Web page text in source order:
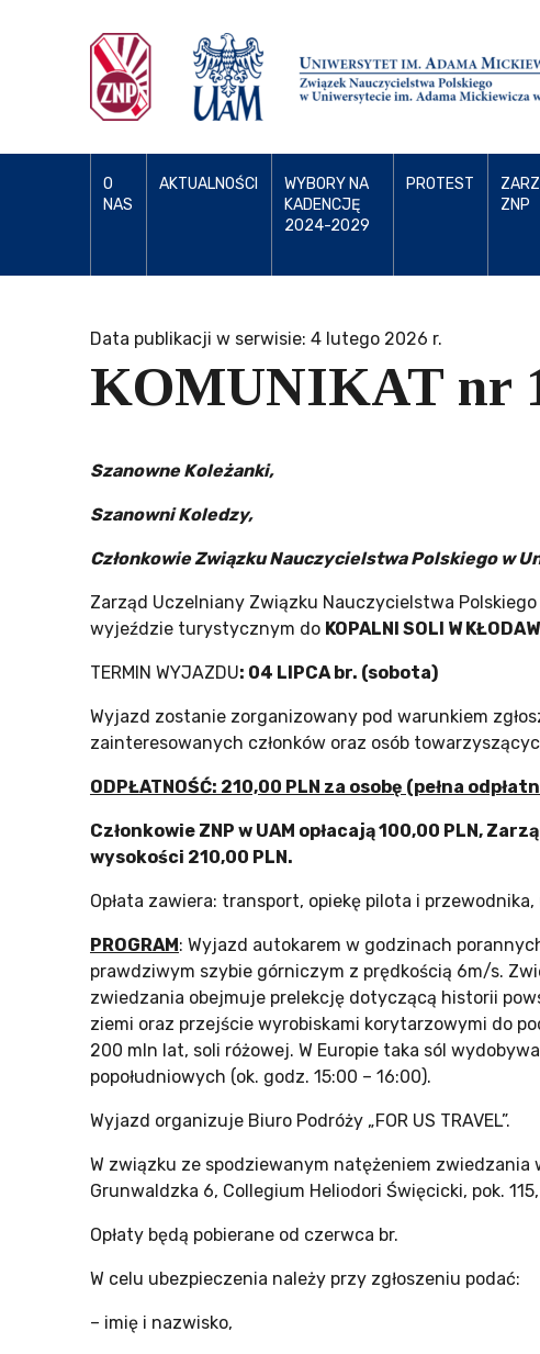
O
NAS
AKTUALNOŚCI
WYBORY NA
KADENCJĘ
2024-2029
PROTEST
ZNP
Data publikacji w serwisie: 4 lutego 2026 r.
KOMUNIKAT nr
Szanowne Koleżanki,
Szanowni Koledzy,
Członkowie Związku Nauczycielstwa Polskiego w
Zarząd Uczelniany Związku Nauczycielstwa
wyjeździe turystycznym do KOPALNI SOLI W
TERMIN WYJAZDU: 04 LIPCA br. (sobota)
Wyjazd zostanie zorganizowany pod warunkiem
zainteresowanych członków oraz osób
ODPŁATNOŚĆ: 210,00 PLN za osobę (pełna
Członkowie ZNP w UAM opłacają 100,00 PLN,
wysokości 210,00 PLN.
Opłata zawiera: transport, opiekę pilota i
PROGRAM: Wyjazd autokarem w godzinach
prawdziwym szybie górniczym z prędkością 6m/s.
zwiedzania obejmuje prelekcję dotyczącą historii
ziemi oraz przejście wyrobiskami korytarzowymi do
200 mln lat, soli różowej. W Europie taka sól
popołudniowych (ok. godz. 15:00 – 16:00).
Wyjazd organizuje Biuro Podróży „FOR US TRAVEL”.
W związku ze spodziewanym natężeniem zwiedzania
Grunwaldzka 6, Collegium Heliodori Święcicki, pok.
Opłaty będą pobierane od czerwca br.
W celu ubezpieczenia należy przy zgłoszeniu podać:
– imię i nazwisko,